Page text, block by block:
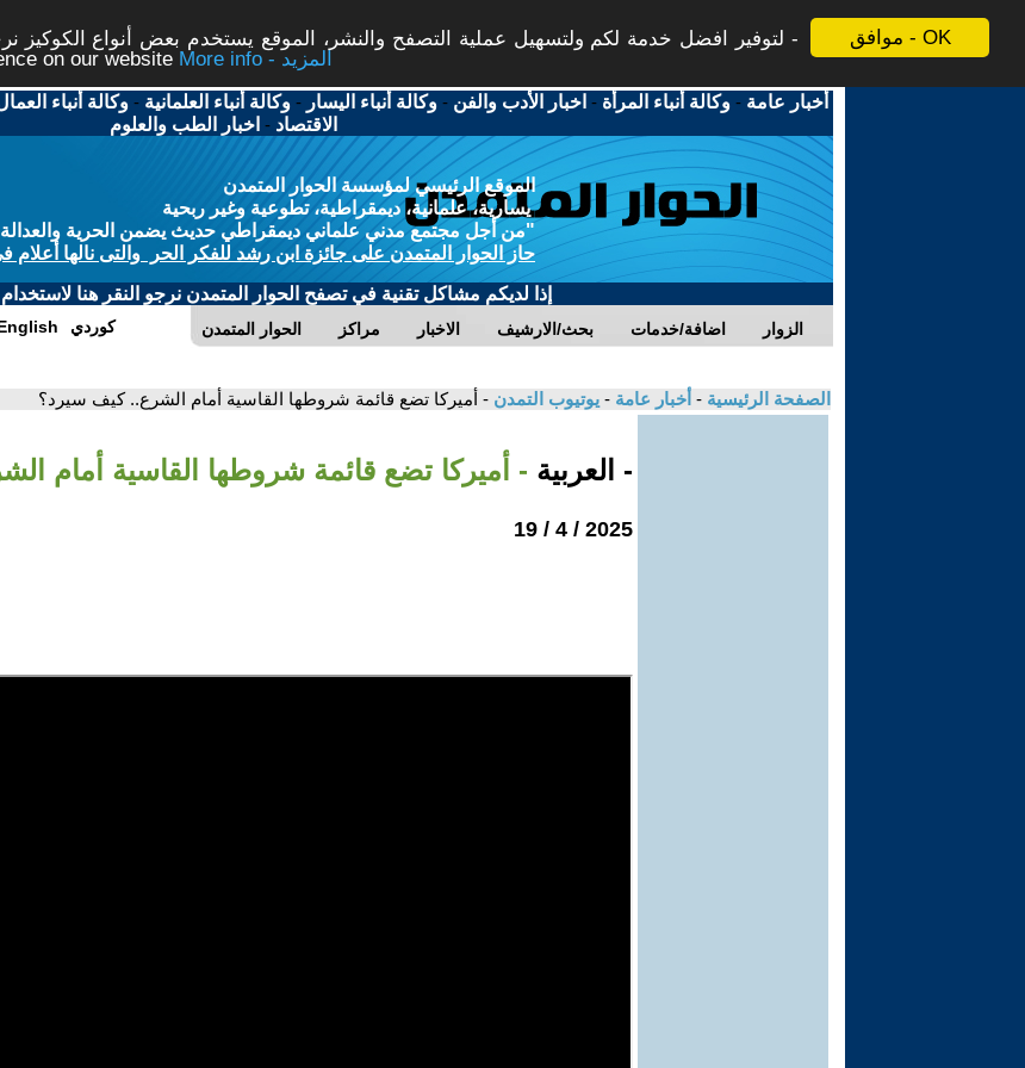
موافق - OK
لتوفير افضل خدمة لكم ولتسهيل عملية التصفح والنشر، الموقع يستخدم بعض أنواع الكوكيز
on our website
More info - المزيد
أخبار عامة -وكالة أنباء المرأة - اخبار الأدب والفن -وكالة أنباء اليسار -وكالة أنباء العلمانية -وكالة أنباء
الاقتصاد - اخبار الطب والعلوم
الموقع الرئيسي لمؤسسة الحوار المتمدن
يسارية، علمانية، ديمقراطية، تطوعية وغير ربحية
"من أجل مجتمع مدني علماني ديمقراطي حديث يضمن الحرية والعدالة
حاز الحوار المتمدن على جائزة ابن رشد للفكر الحر والتى نالها أعلام
إذا لديكم مشاكل تقنية في تصفح الحوار المتمدن نرجو النقر هنا لاستخدام
الحوار المتمدن مراكز الاخبار بحث/الارشيف اضافة/خدمات الزوار كوردي
الصفحة الرئيسية - أخبار عامة - يوتيوب التمدن - أميركا تضع قائمة شروطها القاسية أمام الشرع.. كيف سيرد؟
- العربية - أميركا تضع قائمة شروطها القاسية أمام
2025 / 4 / 19